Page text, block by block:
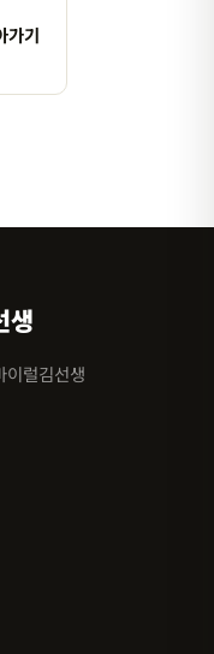
가기
생
이럴김선생